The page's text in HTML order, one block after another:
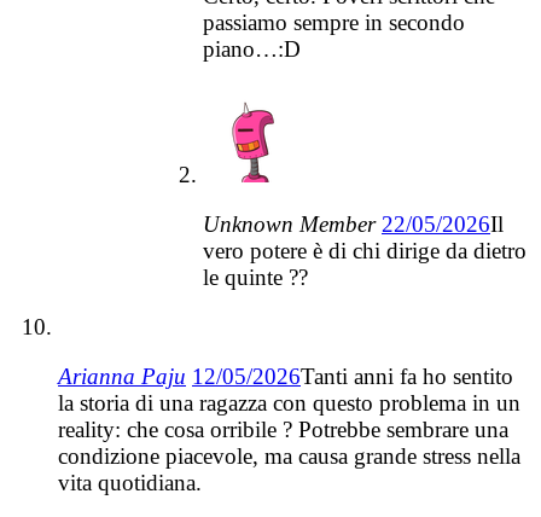
passiamo sempre in secondo
piano…:D
Unknown Member 22/05/2026Il
vero potere è di chi dirige da dietro
le quinte ??
Arianna Paju 12/05/2026Tanti anni fa ho sentito
la storia di una ragazza con questo problema in un
reality: che cosa orribile ? Potrebbe sembrare una
condizione piacevole, ma causa grande stress nella
vita quotidiana.